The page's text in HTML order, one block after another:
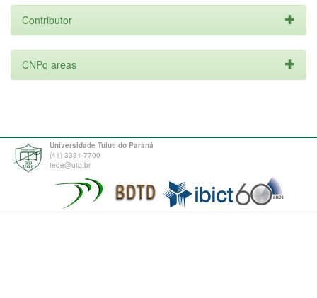
Contributor
CNPq areas
Universidade Tuiuti do Paraná
(41) 3331-7700
tede@utp.br